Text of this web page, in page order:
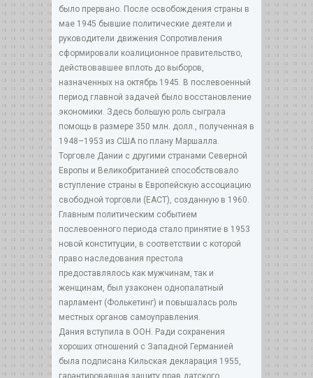
было прервано. После освобождения страны в
мае 1945 бывшие политические деятели и
руководители движения Сопротивления
сформировали коалиционное правительство,
действовавшее вплоть до выборов,
назначенных на октябрь 1945. В послевоенный
период главной задачей было восстановление
экономики. Здесь большую роль сыграла
помощь в размере 350 млн. долл., полученная в
1948–1953 из США по плану Маршалла.
Торговле Дании с другими странами Северной
Европы и Великобританией способствовало
вступление страны в Европейскую ассоциацию
свободной торговли (ЕАСТ), созданную в 1960.
Главным политическим событием
послевоенного периода стало принятие в 1953
новой конституции, в соответствии с которой
право наследования престола
предоставлялось как мужчинам, так и
женщинам, был узаконен однопалатный
парламент (Фолькетинг) и повышалась роль
местных органов самоуправления.
Дания вступила в ООН. Ради сохранения
хороших отношений с Западной Германией
была подписана Кильская декларация 1955,
гарантировавшая защиту прав датского